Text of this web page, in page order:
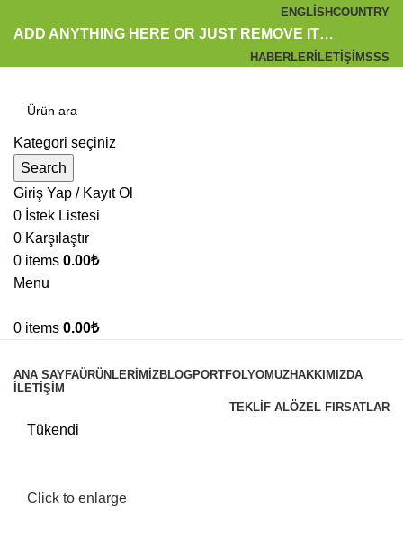
ENGLISHCOUNTRY
ADD ANYTHING HERE OR JUST REMOVE IT…
HABERLER İLETIŞIMSSS
Kategori seçiniz
Search
Giriş Yap / Kayıt Ol
0 İstek Listesi
0 Karşılaştır
0 items 0.00₺
Menu
0 items 0.00₺
ANA SAYFAÜRÜNLERIMIZBLOGPORTFOLYOMUZHAKKIMIZDA
İLETIŞIM
TEKLIF ALÖZEL FIRSATLAR
Tükendi
Click to enlarge